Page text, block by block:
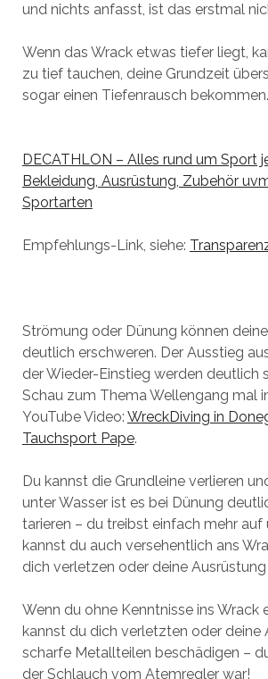
und nichts anfasst, ist das erstmal
Wenn das Wrack etwas tiefer liegt,
zu tief tauchen, deine Grundzeit
sogar einen Tiefenrausch bekommen.
DECATHLON – Alles rund um Sport
Bekleidung, Ausrüstung, Zubehör
Sportarten
Empfehlungs-Link, siehe:
Strömung oder Dünung können
deutlich erschweren. Der Ausstieg
der Wieder-Einstieg werden deutlich
Schau zum Thema Wellengang mal
YouTube Video: WreckDiving in
Tauchsport Pape.
Du kannst die Grundleine verlieren
unter Wasser ist es bei Dünung
tarieren – du treibst einfach mehr auf
kannst du auch versehentlich ans
dich verletzen oder deine
Wenn du ohne Kenntnisse ins Wrack
kannst du dich verletzten oder deine
scharfe Metallteilen beschädigen –
der Schlauch vom Atemregler war!